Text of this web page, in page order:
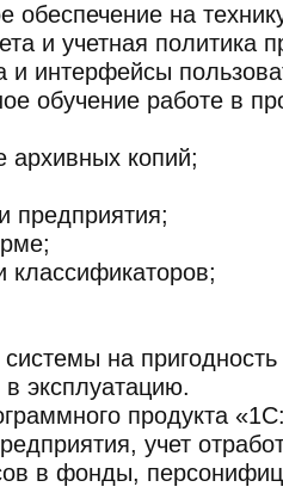
на
и учетная политика
и интерфейсы
обучение работе в
архивных копий;
предприятия;
классификаторов;
на пригодность
эксплуатацию.
продукта
учет
в фонды,